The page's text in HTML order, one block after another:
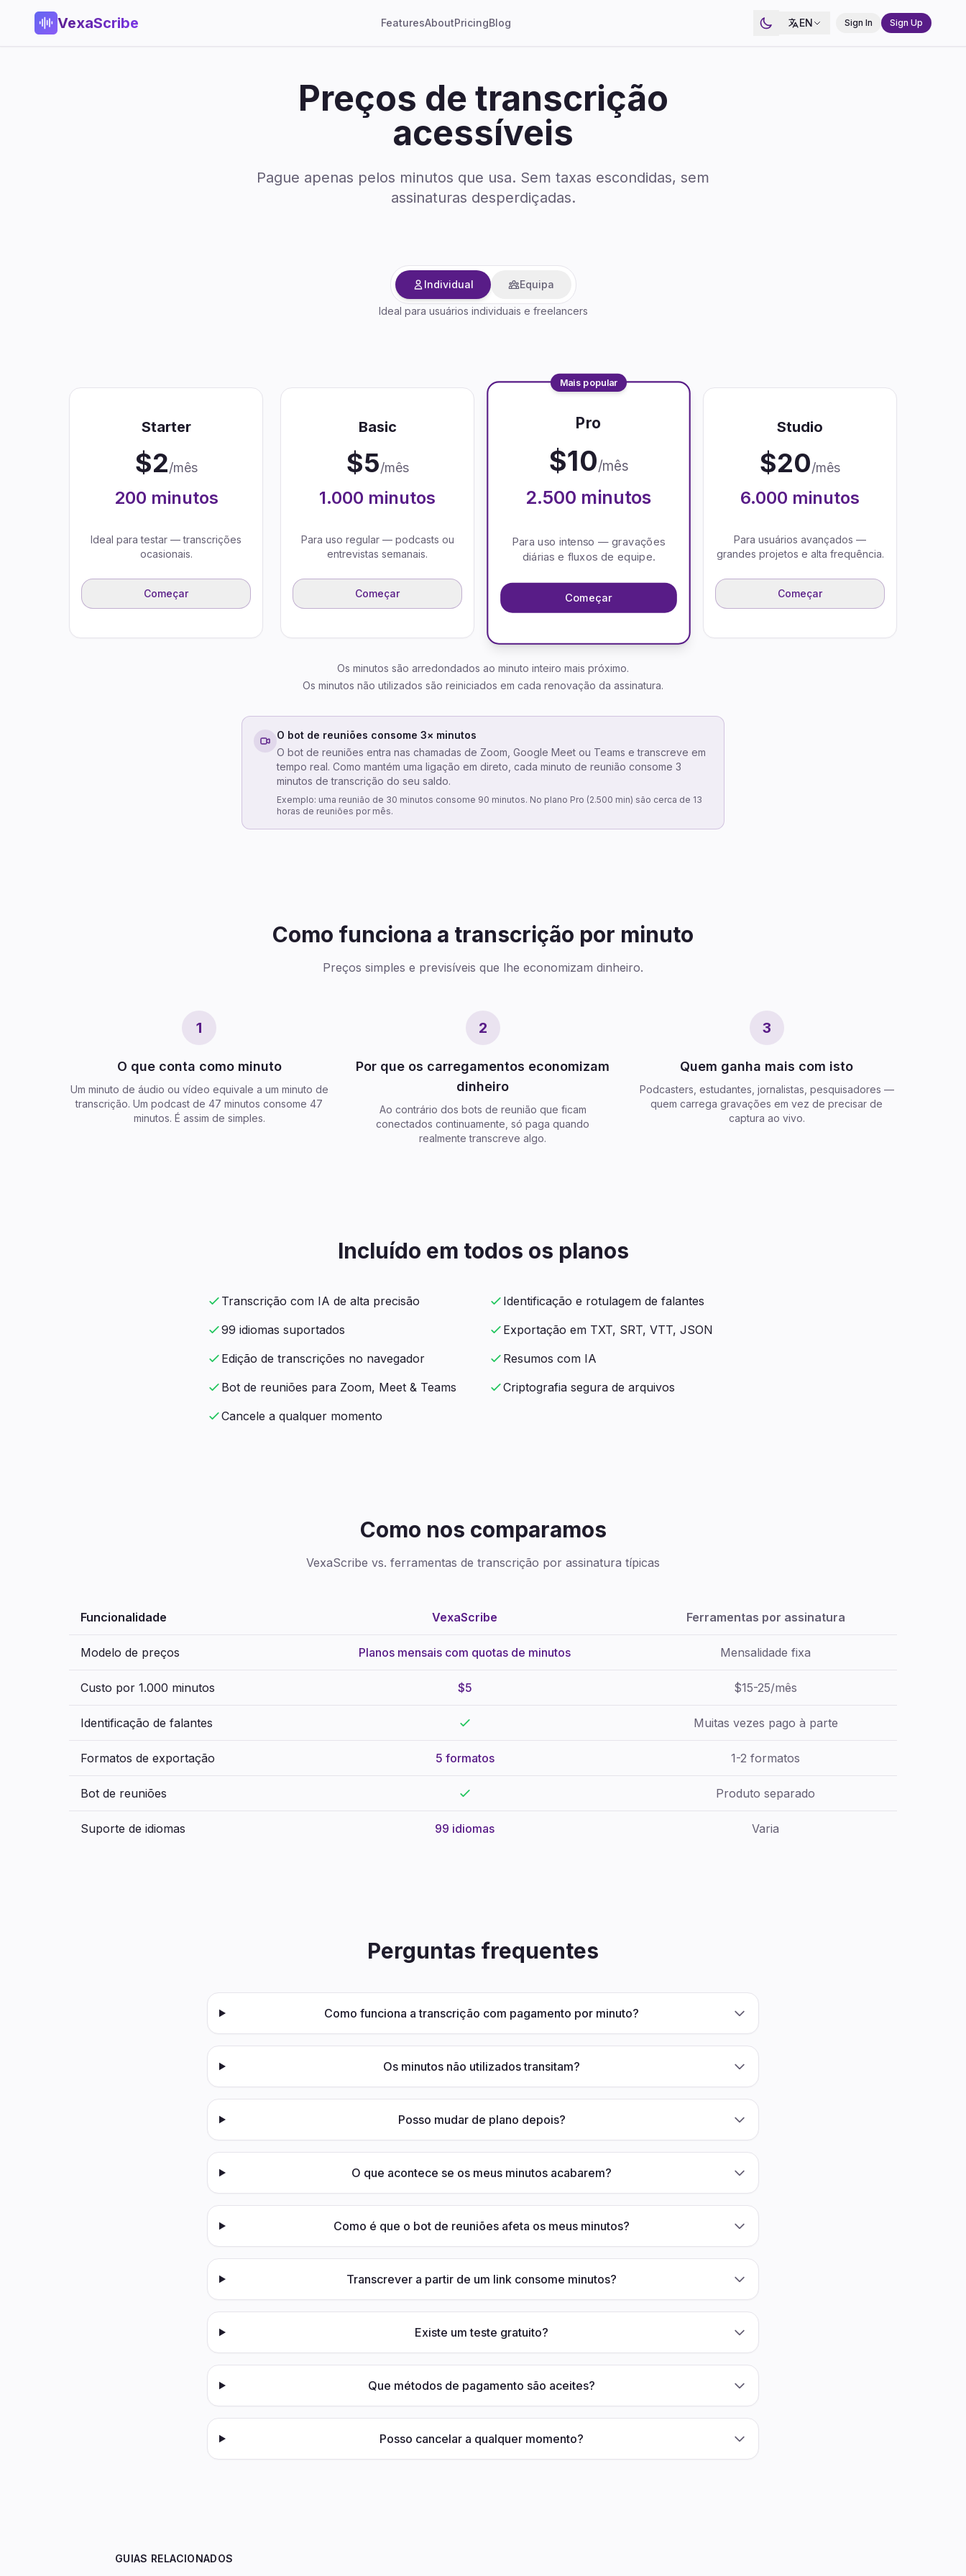
VexaScribe FeaturesAboutPricingBlog EN Sign In Sign Up
Preços de transcrição
acessíveis
Pague apenas pelos minutos que usa. Sem taxas escondidas, sem
assinaturas desperdiçadas.
Individual Equipa
Ideal para usuários individuais e freelancers
Starter
$2/mês
200 minutos
Ideal para testar — transcrições
ocasionais.
Começar
Basic
$5/mês
1.000 minutos
Para uso regular — podcasts ou
entrevistas semanais.
Começar
Mais popular
Pro
$10/mês
2.500 minutos
Para uso intenso — gravações
diárias e fluxos de equipe.
Começar
Studio
$20/mês
6.000 minutos
Para usuários avançados —
grandes projetos e alta frequência.
Começar
Os minutos são arredondados ao minuto inteiro mais próximo.
Os minutos não utilizados são reiniciados em cada renovação da assinatura.
O bot de reuniões consome 3× minutos
O bot de reuniões entra nas chamadas de Zoom, Google Meet ou Teams e transcreve em
tempo real. Como mantém uma ligação em direto, cada minuto de reunião consome 3
minutos de transcrição do seu saldo.
Exemplo: uma reunião de 30 minutos consome 90 minutos. No plano Pro (2.500 min) são cerca de 13
horas de reuniões por mês.
Como funciona a transcrição por minuto
Preços simples e previsíveis que lhe economizam dinheiro.
1
O que conta como minuto
Um minuto de áudio ou vídeo equivale a um minuto de
transcrição. Um podcast de 47 minutos consome 47
minutos. É assim de simples.
2
Por que os carregamentos economizam
dinheiro
Ao contrário dos bots de reunião que ficam
conectados continuamente, só paga quando
realmente transcreve algo.
3
Quem ganha mais com isto
Podcasters, estudantes, jornalistas, pesquisadores —
quem carrega gravações em vez de precisar de
captura ao vivo.
Incluído em todos os planos
Transcrição com IA de alta precisão
Identificação e rotulagem de falantes
99 idiomas suportados
Exportação em TXT, SRT, VTT, JSON
Edição de transcrições no navegador
Resumos com IA
Bot de reuniões para Zoom, Meet & Teams
Criptografia segura de arquivos
Cancele a qualquer momento
Como nos comparamos
VexaScribe vs. ferramentas de transcrição por assinatura típicas
Funcionalidade VexaScribe Ferramentas por assinatura
Modelo de preços Planos mensais com quotas de minutos Mensalidade fixa
Custo por 1.000 minutos $5 $15-25/mês
Identificação de falantes Muitas vezes pago à parte
Formatos de exportação 5 formatos 1-2 formatos
Bot de reuniões Produto separado
Suporte de idiomas 99 idiomas Varia
Perguntas frequentes
Como funciona a transcrição com pagamento por minuto?
Os minutos não utilizados transitam?
Posso mudar de plano depois?
O que acontece se os meus minutos acabarem?
Como é que o bot de reuniões afeta os meus minutos?
Transcrever a partir de um link consome minutos?
Existe um teste gratuito?
Que métodos de pagamento são aceites?
Posso cancelar a qualquer momento?
GUIAS RELACIONADOS